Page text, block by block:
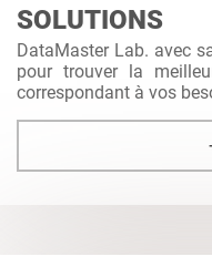
SOLUTIONS
DataMaster Lab. avec
pour trouver la
correspondant à vos